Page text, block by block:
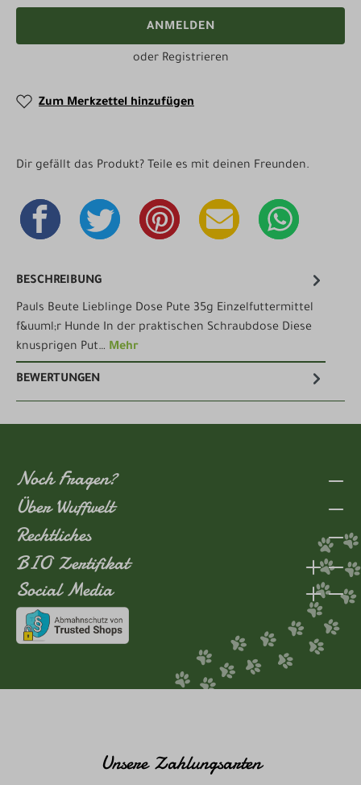
ANMELDEN
oder Registrieren
Zum Merkzettel hinzufügen
Dir gefällt das Produkt? Teile es mit deinen Freunden.
BESCHREIBUNG
Pauls Beute Lieblinge Dose Pute 35g Einzelfuttermittel
f&uuml;r Hunde In der praktischen Schraubdose Diese
knusprigen Put… Mehr
BEWERTUNGEN
Noch Fragen?
Über Wuffwelt
Rechtliches
BIO Zertifikat
Social Media
Unsere Zahlungsarten